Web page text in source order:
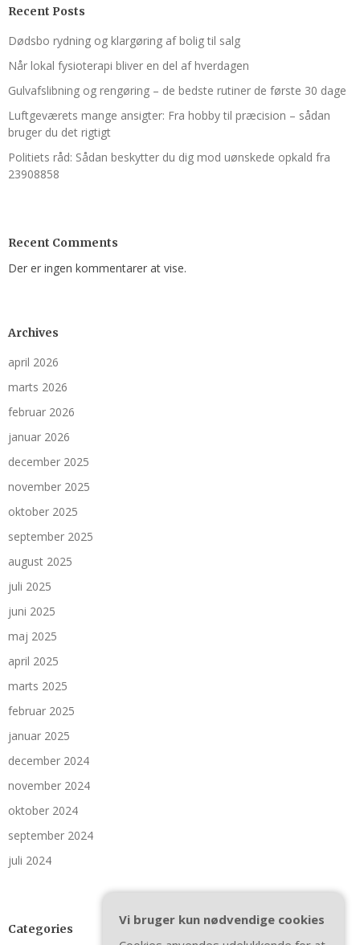
Recent Posts
Dødsbo rydning og klargøring af bolig til salg
Når lokal fysioterapi bliver en del af hverdagen
Gulvafslibning og rengøring – de bedste rutiner de første 30 dage
Luftgeværets mange ansigter: Fra hobby til præcision – sådan
bruger du det rigtigt
Politiets råd: Sådan beskytter du dig mod uønskede opkald fra
23908858
Recent Comments
Der er ingen kommentarer at vise.
Archives
april 2026
marts 2026
februar 2026
januar 2026
december 2025
november 2025
oktober 2025
september 2025
august 2025
juli 2025
juni 2025
maj 2025
april 2025
marts 2025
februar 2025
januar 2025
december 2024
november 2024
oktober 2024
september 2024
juli 2024
Categories
Vi bruger kun nødvendige cookies